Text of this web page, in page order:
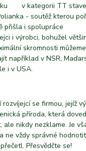
v kategorii TT
- soutěž kterou
přišla i
i výrobci, bohužel
skromnosti
například v NSR,
i v USA.
se firmou, jejíž
příroda, která
ale nikdy nezklame. Je
ne vždy správné
Přesvědčte se!